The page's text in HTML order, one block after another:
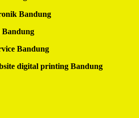
Bandung
Bandung
Bandung
digital printing Bandung